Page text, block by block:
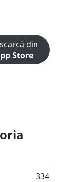
din
Store
334